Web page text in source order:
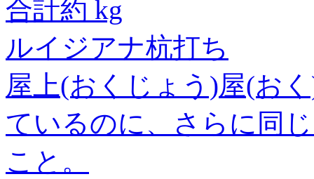
合計約 kg
ルイジアナ杭打ち
屋上(おくじょう)屋(お
ているのに、さらに同
こと。